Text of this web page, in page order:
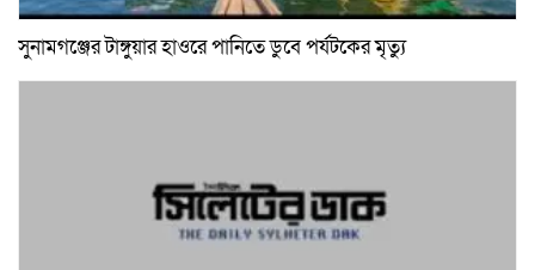
সুনামগঞ্জের টাঙ্গুয়ার হাওরে পানিতে ডুবে পর্যটকের মৃত্যু